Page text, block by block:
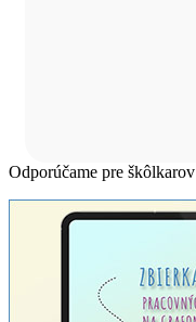
Odporúčame pre škôlkarov